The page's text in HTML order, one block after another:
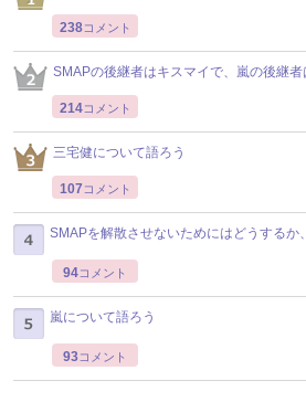
238コメント
SMAPの後継者はキスマイで、嵐の後継者
214コメント
三宅健について語ろう
107 コメント
SMAPを解散させないためにはどうするか
94コメント
嵐について語ろう
93コメント